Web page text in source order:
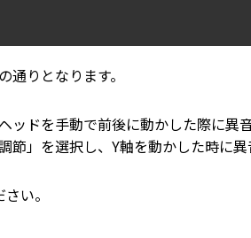
通りとなります。
ッドを手動で前後に動かした際に
節」を選択し、Y軸を動かした時に
い。